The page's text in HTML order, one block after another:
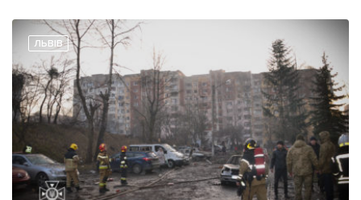
Наші соц мережі
Підтримати dyvys.info
ЛЬВІВ